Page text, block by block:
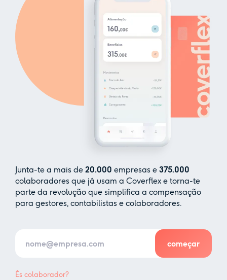
Junta-te a mais de 20.000 empresas e 375.000
colaboradores que já usam a Coverflex e torna-te
parte da revolução que simplifica a compensação
para gestores, contabilistas e colaboradores.
És colaborador?